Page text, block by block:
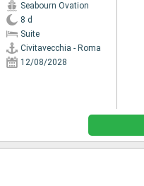
Seabourn Ovation
8 d
Suite
Civitavecchia - Roma
12/08/2028